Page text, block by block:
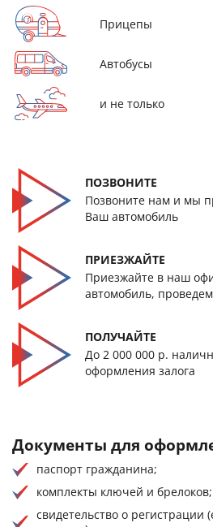
Прицепы
Автобусы
и не только
ПОЗВОНИТЕ
Позвоните нам и мы
Ваш автомобиль
ПРИЕЗЖАЙТЕ
Приезжайте в наш
автомобиль,
ПОЛУЧАЙТЕ
До 2 000 000 р.
оформления залога
Документы для
паспорт гражданина;
комплекты ключей и брелоков;
свидетельство о регистрации